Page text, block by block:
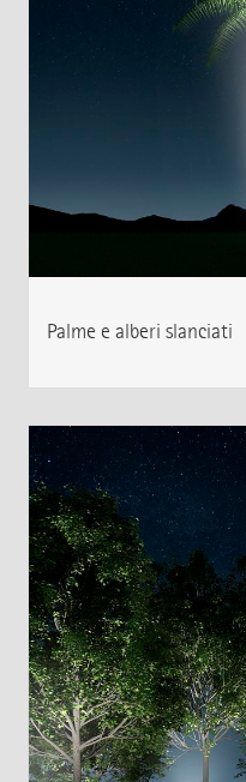
Palme e alberi slanciati